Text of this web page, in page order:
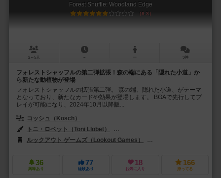
Forest Shuffle: Woodland Edge
6.3
2～5人 － ー 3件
フォレストシャッフルの第二弾拡張！森の端にある「隠れた小道」か
ら新たな動植物が登場
フォレストシャッフルの拡張第二弾。 森の端、隠れた小道、がテーマ
となっており、新たなカードや効果が登場します。 BGAで先行してプ
レイが可能になり、2024年10月以降販...
コッシュ（Kosch）
トニ・ロベット（Toni Llobet）
ルックアウト ゲームズ（Lookout Games）
36
興味あり
77
経験あり
18
お気に入り
166
持ってる